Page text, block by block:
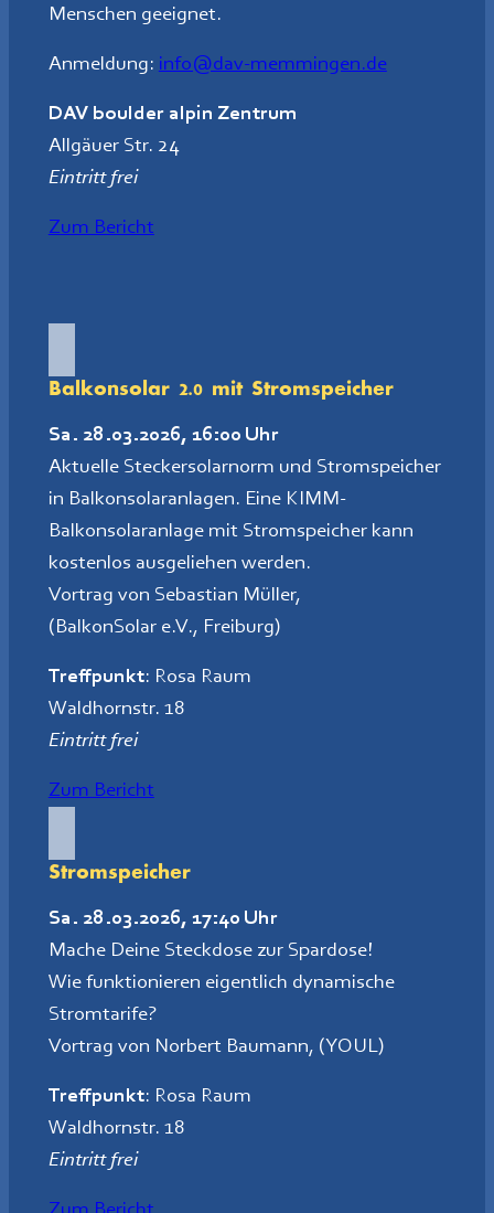
Menschen geeignet.
Anmeldung: info@dav-memmingen.de
DAV boulder alpin Zentrum
Allgäuer Str. 24
Eintritt frei
Zum Bericht
Balkonsolar 2.0 mit Stromspeicher
Sa. 28.03.2026, 16:00 Uhr
Aktuelle Steckersolarnorm und Stromspeicher
in Balkonsolaranlagen. Eine KIMM-
Balkonsolaranlage mit Stromspeicher kann
kostenlos ausgeliehen werden.
Vortrag von Sebastian Müller,
(BalkonSolar e.V., Freiburg)
Treffpunkt: Rosa Raum
Waldhornstr. 18
Eintritt frei
Zum Bericht
Stromspeicher
Sa. 28.03.2026, 17:40 Uhr
Mache Deine Steckdose zur Spardose!
Wie funktionieren eigentlich dynamische
Stromtarife?
Vortrag von Norbert Baumann, (YOUL)
Treffpunkt: Rosa Raum
Waldhornstr. 18
Eintritt frei